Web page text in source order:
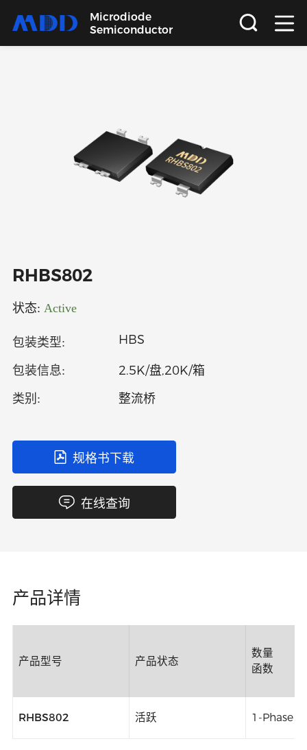
Microdiode
Semiconductor
关于
语言
RHBS802
状态: Active
包装类型: HBS
包装信息: 2.5K/盘,20K/箱
类别: 整流桥
规格书下载
在线查询
产品详情
产品型号 产品状态
数量
函数
RHBS802 活跃 1-Phase